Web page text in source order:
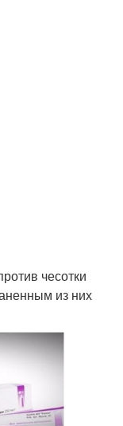
чесотки
из них